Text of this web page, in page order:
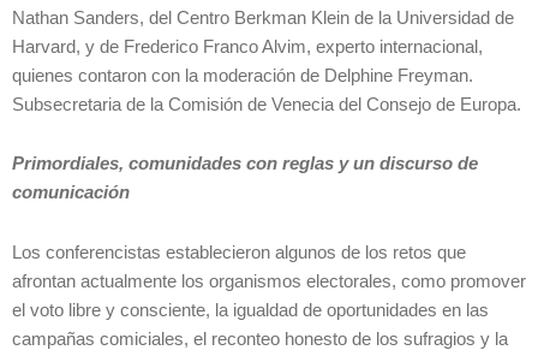
Nathan Sanders, del Centro Berkman Klein de la Universidad de
Harvard, y de Frederico Franco Alvim, experto internacional,
quienes contaron con la moderación de Delphine Freyman.
Subsecretaria de la Comisión de Venecia del Consejo de Europa.
Primordiales, comunidades con reglas y un discurso de
comunicación
Los conferencistas establecieron algunos de los retos que
afrontan actualmente los organismos electorales, como promover
el voto libre y consciente, la igualdad de oportunidades en las
campañas comiciales, el reconteo honesto de los sufragios y la